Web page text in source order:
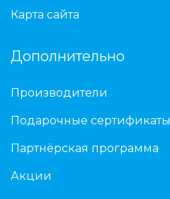
Карта сайта
Дополнительно
Производители
Подарочные сертификаты
Партнёрская программа
Акции